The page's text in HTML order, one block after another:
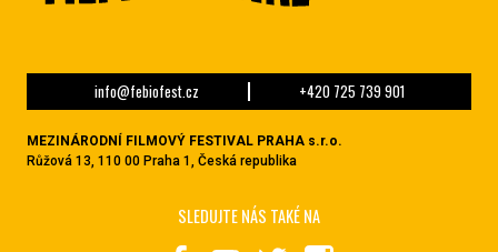
info@febiofest.cz +420 725 739 901
MEZINÁRODNÍ FILMOVÝ FESTIVAL PRAHA s.r.o.
Růžová 13, 110 00 Praha 1, Česká republika
SLEDUJTE NÁS TAKÉ NA